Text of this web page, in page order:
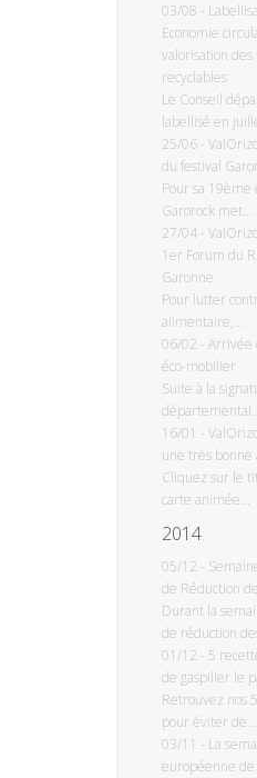
03/08 -
Economie
valorisation
recyclables
Le Conseil
labellisé en
25/06 -
du festival
Pour sa 19ème
Garorock met...
27/04 -
1er Forum du
Garonne
Pour lutter
alimentaire,...
06/02 - Arrivée
éco-mobilier
Suite à la
16/01 -
une très bonne
Cliquez sur le
carte animée...
2014
05/12 -
de Réduction
Durant la
de réduction
01/12 - 5
de gaspiller le
Retrouvez nos
pour éviter de...
03/11 - La
européenne